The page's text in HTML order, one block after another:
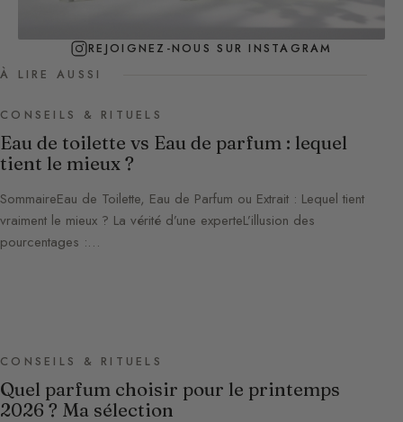
REJOIGNEZ-NOUS SUR INSTAGRAM
À LIRE AUSSI
CONSEILS & RITUELS
Eau de toilette vs Eau de parfum : lequel
tient le mieux ?
SommaireEau de Toilette, Eau de Parfum ou Extrait : Lequel tient
vraiment le mieux ? La vérité d’une experteL’illusion des
pourcentages :…
CONSEILS & RITUELS
Quel parfum choisir pour le printemps
2026 ? Ma sélection